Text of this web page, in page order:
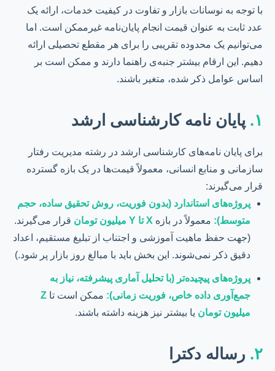
با توجه به نوسانات بازار و تفاوت در کیفیت خدمات، ارائه یک
عدد ثابت به عنوان قیمت انجام پایان‌نامه غیرممکن است. اما
می‌توانیم یک محدوده تقریبی را برای هر مقطع تحصیلی ارائه
دهیم. این ارقام بیشتر جنبه‌ی راهنما دارند و ممکن است بر
اساس عوامل ذکر شده، متغیر باشند.
۱. پایان نامه کارشناسی ارشد
برای پایان نامه‌های کارشناسی ارشد در رشته مدیریت رفتار
سازمانی و منابع انسانی، معمولاً قیمت‌ها در یک بازه گسترده
قرار می‌گیرند:
پروژه‌های استاندارد (بدون فوریت، روش تحقیق ساده، حجم
متوسط): معمولاً در بازه X تا Y میلیون تومان
قرار می‌گیرند.
(جهت حفظ ماهیت آموزشی و اجتناب از تبلیغ مستقیم، اعداد
دقیق ذکر نمی‌شوند. این بخش باید با مبالغ روز بازار پر شود.)
پروژه‌های پیچیده‌تر (با تحلیل آماری پیشرفته، نیاز به
جمع‌آوری داده خاص، فوریت زمانی): ممکن است تا Z
میلیون تومان یا بیشتر نیز هزینه داشته باشند.
۲. رساله دکترا